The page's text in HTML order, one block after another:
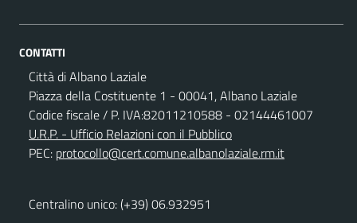
CONTATTI
Città di Albano Laziale
Piazza della Costituente 1 - 00041, Albano Laziale
Codice fiscale / P. IVA:82011210588 - 02144461007
U.R.P. - Ufficio Relazioni con il Pubblico
PEC: protocollo@cert.comune.albanolaziale.rm.it
Centralino unico: (+39) 06.932951